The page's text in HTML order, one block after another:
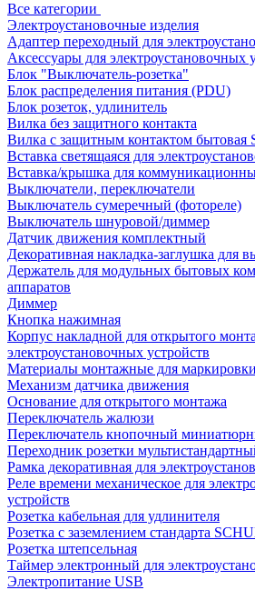
Все категории
Электроустановочные изделия
Адаптер переходный для
Аксессуары для электроустановочных
Блок "Выключатель-розетка"
Блок распределения питания (PDU)
Блок розеток, удлинитель
Вилка без защитного контакта
Вилка с защитным контактом бытовая
Вставка светящаяся для
Вставка/крышка для
Выключатели, переключатели
Выключатель сумеречный (фотореле)
Выключатель шнуровой/диммер
Датчик движения комплектный
Декоративная накладка-заглушка для
Держатель для модульных бытовых
аппаратов
Диммер
Кнопка нажимная
Корпус накладной для открытого
электроустановочных устройств
Материалы монтажные для маркировки
Механизм датчика движения
Основание для открытого монтажа
Переключатель жалюзи
Переключатель кнопочный
Переходник розетки
Рамка декоративная для
Реле времени механическое для
устройств
Розетка кабельная для удлинителя
Розетка с заземлением стандарта
Розетка штепсельная
Таймер электронный для
Электропитание USB